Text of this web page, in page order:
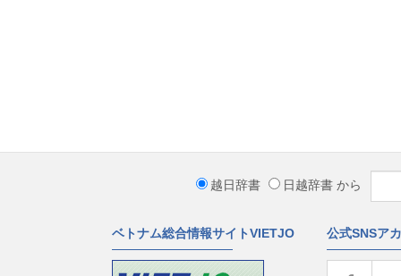
越日辞書 日越辞書 から
ベトナム総合情報サイトVIETJO 公式SNSア